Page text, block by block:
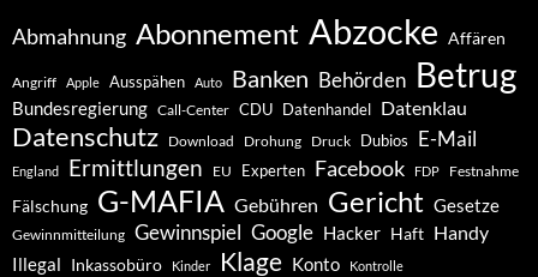
Abmahnung Abonnement Abzocke Affären
Angriff Apple Ausspähen Auto Banken Behörden Betrug
Bundesregierung Call-Center CDU Datenhandel Datenklau
Datenschutz Download Drohung Druck Dubios E-Mail
England Ermittlungen EU Experten Facebook FDP Festnahme
Fälschung G-MAFIA Gebühren Gericht Gesetze
Gewinnmitteilung Gewinnspiel Google Hacker Haft Handy
Illegal Inkassobüro Kinder Klage Konto Kontrolle